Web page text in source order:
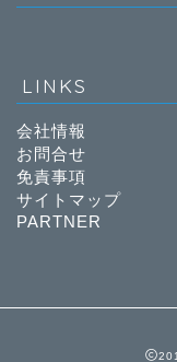
LINKS
会社情報
お問合せ
免責事項
サイトマップ
PARTNER